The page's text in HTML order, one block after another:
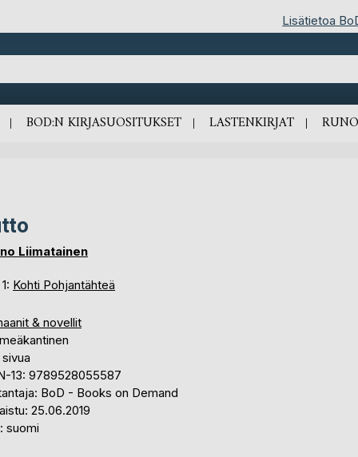
Lisätietoa
BOD:N KIRJASUOSITUKSET LASTENKIRJAT
Liimatainen
Kohti Pohjantähteä
& novellit
13: 9789528055587
BoD - Books on Demand
25.06.2019
suomi